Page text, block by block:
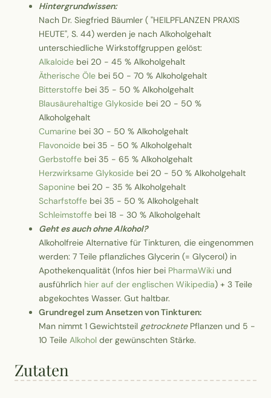
Hintergrundwissen:
Nach Dr. Siegfried Bäumler ( "HEILPFLANZEN PRAXIS
HEUTE", S. 44) werden je nach Alkoholgehalt
unterschiedliche Wirkstoffgruppen gelöst:
Alkaloide bei 20 - 45 % Alkoholgehalt
Ätherische Öle bei 50 - 70 % Alkoholgehalt
Bitterstoffe bei 35 - 50 % Alkoholgehalt
Blausäurehaltige Glykoside bei 20 - 50 %
Alkoholgehalt
Cumarine bei 30 - 50 % Alkoholgehalt
Flavonoide bei 35 - 50 % Alkoholgehalt
Gerbstoffe bei 35 - 65 % Alkoholgehalt
Herzwirksame Glykoside bei 20 - 50 % Alkoholgehalt
Saponine bei 20 - 35 % Alkoholgehalt
Scharfstoffe bei 35 - 50 % Alkoholgehalt
Schleimstoffe bei 18 - 30 % Alkoholgehalt
Geht es auch ohne Alkohol?
Alkoholfreie Alternative für Tinkturen, die eingenommen
werden: 7 Teile pflanzliches Glycerin (= Glycerol) in
Apothekenqualität (Infos hier bei PharmaWiki und
ausführlich hier auf der englischen Wikipedia) + 3 Teile
abgekochtes Wasser. Gut haltbar.
Grundregel zum Ansetzen von Tinkturen:
Man nimmt 1 Gewichtsteil getrocknete Pflanzen und 5 -
10 Teile Alkohol der gewünschten Stärke.
Zutaten